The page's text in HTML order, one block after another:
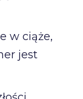
w ciąże,
jest